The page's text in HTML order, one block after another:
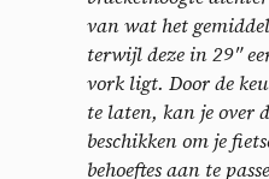
van wat het
terwijl deze in 29″
vork ligt. Door de
te laten, kan je over
beschikken om je
behoeftes aan te